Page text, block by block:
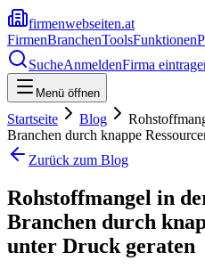
firmenwebseiten.at
FirmenBranchenToolsFunktionen
SucheAnmeldenFirma
Menü öffnen
Startseite Blog
Branchen durch knappe
Zurück zum Blog
Rohstoffmangel in
Branchen durch
unter Druck geraten